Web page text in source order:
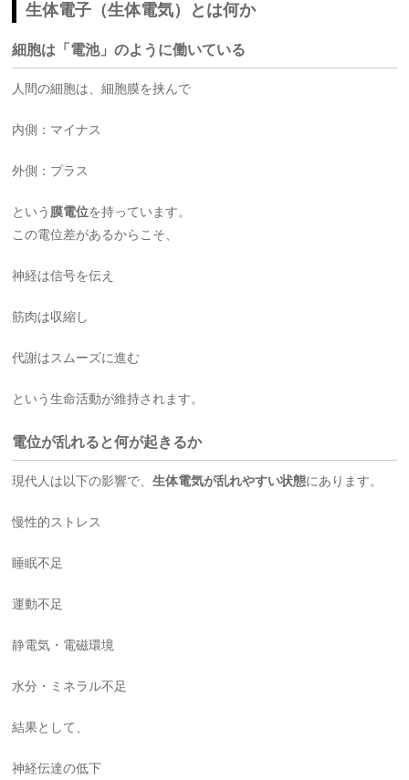
生体電子（生体電気）とは何か
細胞は「電池」のように働いている
人間の細胞は、細胞膜を挟んで
内側：マイナス
外側：プラス
という 膜電位を持っています。
この電位差があるからこそ、
神経は信号を伝え
筋肉は収縮し
代謝はスムーズに進む
という生命活動が維持されます。
電位が乱れると何が起きるか
現代人は以下の影響で、生体電気が乱れやすい状態にあります。
慢性的ストレス
睡眠不足
運動不足
静電気・電磁環境
水分・ミネラル不足
結果として、
神経伝達の低下